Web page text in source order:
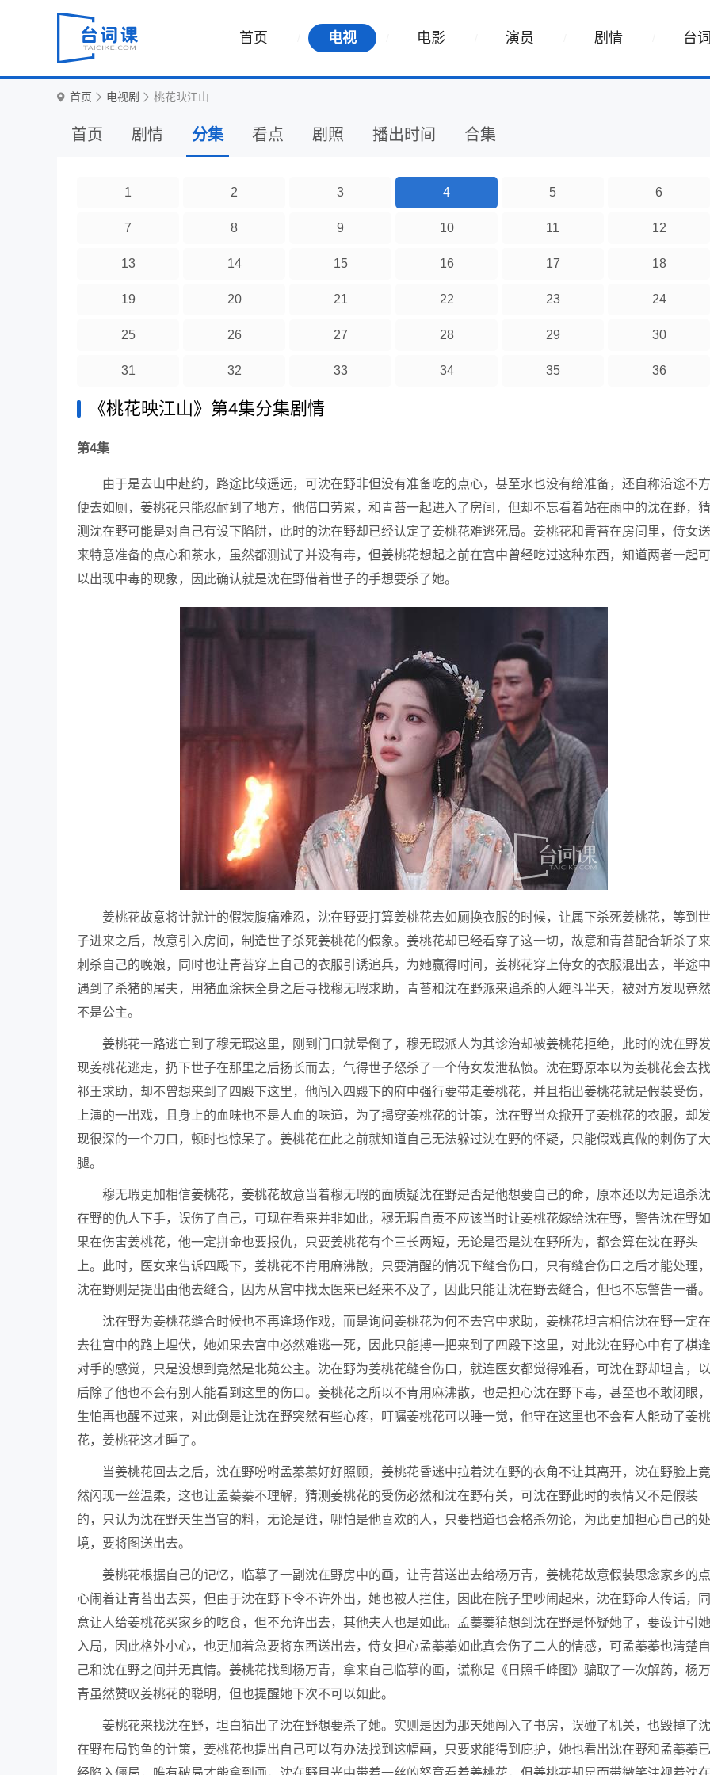
首页 电视 电影 演员 剧情 台词
首页 电视剧 桃花映江山
首页 剧情 分集 看点 剧照 播出时间 合集
1 2 3 4 5 6
7 8 9 10 11 12
13 14 15 16 17 18
19 20 21 22 23 24
25 26 27 28 29 30
31 32 33 34 35 36
《桃花映江山》第4集分集剧情
第4集
由于是去山中赴约，路途比较遥远，可沈在野非但没有准备吃的点心，甚至水也没有给准备，还自称沿途不方
便去如厕，姜桃花只能忍耐到了地方，他借口劳累，和青苔一起进入了房间，但却不忘看着站在雨中的沈在野，猜
测沈在野可能是对自己有设下陷阱，此时的沈在野却已经认定了姜桃花难逃死局。姜桃花和青苔在房间里，侍女送
来特意准备的点心和茶水，虽然都测试了并没有毒，但姜桃花想起之前在宫中曾经吃过这种东西，知道两者一起可
以出现中毒的现象，因此确认就是沈在野借着世子的手想要杀了她。
姜桃花故意将计就计的假装腹痛难忍，沈在野要打算姜桃花去如厕换衣服的时候，让属下杀死姜桃花，等到世
子进来之后，故意引入房间，制造世子杀死姜桃花的假象。姜桃花却已经看穿了这一切，故意和青苔配合斩杀了来
刺杀自己的晚娘，同时也让青苔穿上自己的衣服引诱追兵，为她赢得时间，姜桃花穿上侍女的衣服混出去，半途中
遇到了杀猪的屠夫，用猪血涂抹全身之后寻找穆无瑕求助，青苔和沈在野派来追杀的人缠斗半天，被对方发现竟然
不是公主。
姜桃花一路逃亡到了穆无瑕这里，刚到门口就晕倒了，穆无瑕派人为其诊治却被姜桃花拒绝，此时的沈在野发
现姜桃花逃走，扔下世子在那里之后扬长而去，气得世子怒杀了一个侍女发泄私愤。沈在野原本以为姜桃花会去找
祁王求助，却不曾想来到了四殿下这里，他闯入四殿下的府中强行要带走姜桃花，并且指出姜桃花就是假装受伤，
上演的一出戏，且身上的血味也不是人血的味道，为了揭穿姜桃花的计策，沈在野当众掀开了姜桃花的衣服，却发
现很深的一个刀口，顿时也惊呆了。姜桃花在此之前就知道自己无法躲过沈在野的怀疑，只能假戏真做的刺伤了大
腿。
穆无瑕更加相信姜桃花，姜桃花故意当着穆无瑕的面质疑沈在野是否是他想要自己的命，原本还以为是追杀沈
在野的仇人下手，误伤了自己，可现在看来并非如此，穆无瑕自责不应该当时让姜桃花嫁给沈在野，警告沈在野如
果在伤害姜桃花，他一定拼命也要报仇，只要姜桃花有个三长两短，无论是否是沈在野所为，都会算在沈在野头
上。此时，医女来告诉四殿下，姜桃花不肯用麻沸散，只要清醒的情况下缝合伤口，只有缝合伤口之后才能处理，
沈在野则是提出由他去缝合，因为从宫中找太医来已经来不及了，因此只能让沈在野去缝合，但也不忘警告一番。
沈在野为姜桃花缝合时候也不再逢场作戏，而是询问姜桃花为何不去宫中求助，姜桃花坦言相信沈在野一定在
去往宫中的路上埋伏，她如果去宫中必然难逃一死，因此只能搏一把来到了四殿下这里，对此沈在野心中有了棋逢
对手的感觉，只是没想到竟然是北苑公主。沈在野为姜桃花缝合伤口，就连医女都觉得难看，可沈在野却坦言，以
后除了他也不会有别人能看到这里的伤口。姜桃花之所以不肯用麻沸散，也是担心沈在野下毒，甚至也不敢闭眼，
生怕再也醒不过来，对此倒是让沈在野突然有些心疼，叮嘱姜桃花可以睡一觉，他守在这里也不会有人能动了姜桃
花，姜桃花这才睡了。
当姜桃花回去之后，沈在野吩咐孟蓁蓁好好照顾，姜桃花昏迷中拉着沈在野的衣角不让其离开，沈在野脸上竟
然闪现一丝温柔，这也让孟蓁蓁不理解，猜测姜桃花的受伤必然和沈在野有关，可沈在野此时的表情又不是假装
的，只认为沈在野天生当官的料，无论是谁，哪怕是他喜欢的人，只要挡道也会格杀勿论，为此更加担心自己的处
境，要将图送出去。
姜桃花根据自己的记忆，临摹了一副沈在野房中的画，让青苔送出去给杨万青，姜桃花故意假装思念家乡的点
心闹着让青苔出去买，但由于沈在野下令不许外出，她也被人拦住，因此在院子里吵闹起来，沈在野命人传话，同
意让人给姜桃花买家乡的吃食，但不允许出去，其他夫人也是如此。孟蓁蓁猜想到沈在野是怀疑她了，要设计引她
入局，因此格外小心，也更加着急要将东西送出去，侍女担心孟蓁蓁如此真会伤了二人的情感，可孟蓁蓁也清楚自
己和沈在野之间并无真情。姜桃花找到杨万青，拿来自己临摹的画，谎称是《日照千峰图》骗取了一次解药，杨万
青虽然赞叹姜桃花的聪明，但也提醒她下次不可以如此。
姜桃花来找沈在野，坦白猜出了沈在野想要杀了她。实则是因为那天她闯入了书房，误碰了机关，也毁掉了沈
在野布局钓鱼的计策，姜桃花也提出自己可以有办法找到这幅画，只要求能得到庇护，她也看出沈在野和孟蓁蓁已